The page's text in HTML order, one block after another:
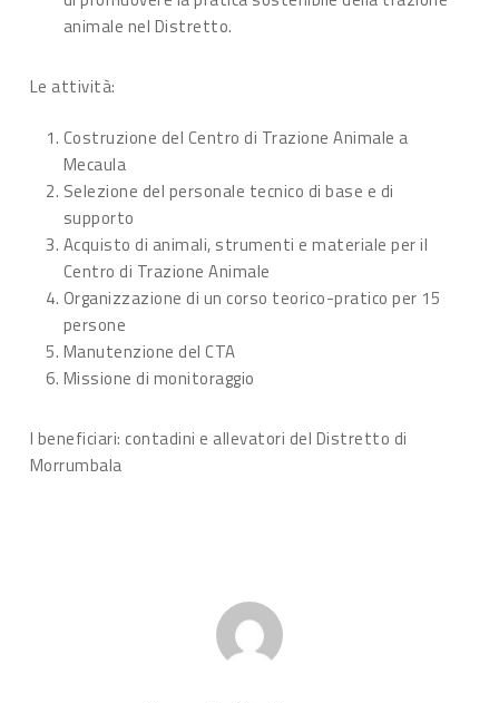
animale nel Distretto.
Le attività:
Costruzione del Centro di Trazione Animale a
Mecaula
Selezione del personale tecnico di base e di
supporto
Acquisto di animali, strumenti e materiale per il
Centro di Trazione Animale
Organizzazione di un corso teorico-pratico per 15
persone
Manutenzione del CTA
Missione di monitoraggio
I beneficiari: contadini e allevatori del Distretto di
Morrumbala